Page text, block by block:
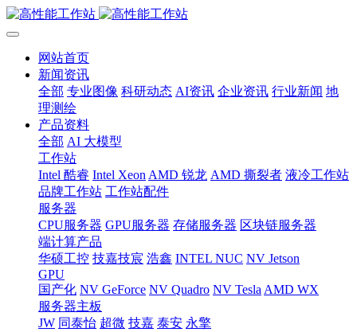
网站首页
新闻资讯
全部 专业图像 科研动态 AI资讯 企业资讯 行业新闻 地
理测绘
产品资料
全部 AI 大模型
工作站
Intel 酷睿 Intel Xeon AMD 锐龙 AMD 撕裂者 液冷工作站
品牌工作站 工作站配件
服务器
CPU服务器 GPU服务器 存储服务器 区块链服务器
端计算产品
华硕工控 技嘉技宸 浩鑫 INTEL NUC NV Jetson
GPU
国产化 NV GeForce NV Quadro NV Tesla AMD WX
服务器主板
JW 同泰怡 超微 技嘉 泰安 永擎